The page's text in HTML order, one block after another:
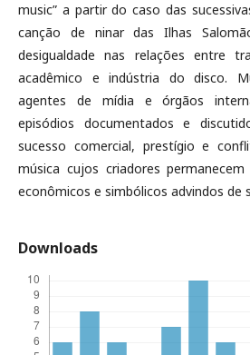
music” a partir do caso das
canção de ninar das Ilhas
desigualdade nas relações entre
acadêmico e indústria do disco.
agentes de mídia e órgãos
episódios documentados e
sucesso comercial, prestígio e
música cujos criadores
econômicos e simbólicos advindos de
Downloads